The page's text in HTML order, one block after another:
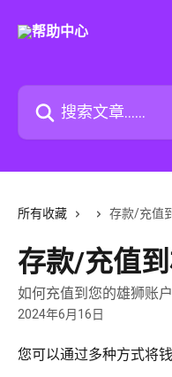
搜索文章……
所有收藏 存款/充值
存款/充值
如何充值到您的雄狮账户
2024年6月16日
您可以通过多种方式将